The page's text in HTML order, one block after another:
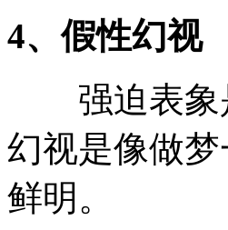
4、假性幻视
强迫表象是
幻视是像做
鲜明。